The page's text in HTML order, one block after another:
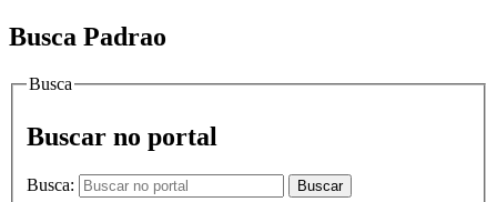
Busca Padrao
Busca
Buscar no portal
Busca: Buscar